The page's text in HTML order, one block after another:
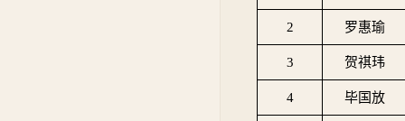
2 罗惠瑜
3 贺祺玮
4 毕国放